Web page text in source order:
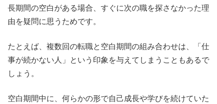
長期間の空白がある場合、すぐに次の職を探さなかった理
由を疑問に思うためです。
たとえば、複数回の転職と空白期間の組み合わせは、「仕
事が続かない人」という印象を与えてしまうこともあるで
しょう。
空白期間中に、何らかの形で自己成長や学びを続けていた